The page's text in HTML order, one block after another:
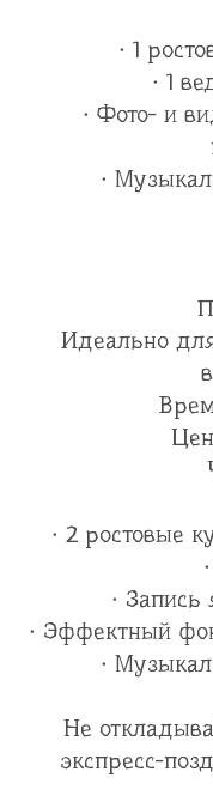
· 1
· 1
· Фото- и
·
Идеально
· 2 ростовые
· Запись
· Эффектный
·
Не
экспресс-